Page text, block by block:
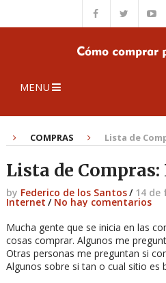
MENU
COMPRAS Lista de
Lista de
by Federico de los Santos/ 14 de
Internet / No hay comentarios
Mucha gente que se inicia en las
cosas comprar. Algunos me
Otras personas me preguntan si
Algunos sobre si tan o cual sitio es